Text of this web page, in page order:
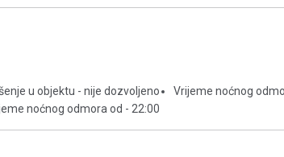
u objektu - nije dozvoljeno
noćnog odmora od - 22:00
Vrijeme noćnog